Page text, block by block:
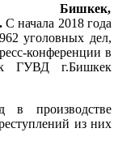
Бишкек,
С начала 2018 года
уголовных дел,
конференции в
ГУВД г.Бишкек
производстве
из них